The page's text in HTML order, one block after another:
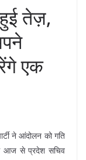
तेज़,
एक
ने आंदोलन को गति
आज से प्रदेश सचिव